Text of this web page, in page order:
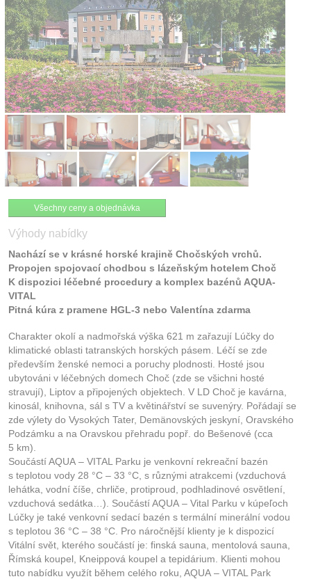
Kontakt
Všechny ceny a objednávka
Výhody nabídky
Nachází se v krásné horské krajině Chočských vrchů.
Propojen spojovací chodbou s lázeňským hotelem Choč
K dispozici léčebné procedury a komplex bazénů AQUA-
VITAL
Pitná kúra z pramene HGL-3 nebo Valentína zdarma
Charakter okolí a nadmořská výška 621 m zařazují Lúčky do
klimatické oblasti tatranských horských pásem. Léčí se zde
především ženské nemoci a poruchy plodnosti. Hosté jsou
ubytováni v léčebných domech Choč (zde se všichni hosté
stravují), Liptov a připojených objektech. V LD Choč je kavárna,
kinosál, knihovna, sál s TV a květinářství se suvenýry. Pořádají se
zde výlety do Vysokých Tater, Demänovských jeskyní, Oravského
Podzámku a na Oravskou přehradu popř. do Bešenové (cca
5 km).
Součástí AQUA – VITAL Parku je venkovní rekreační bazén
s teplotou vody 28 °C – 33 °C, s různými atrakcemi (vzduchová
lehátka, vodní číše, chrliče, protiproud, podhladinové osvětlení,
vzduchová sedátka…). Součástí AQUA – Vital Parku v kúpeľoch
Lúčky je také venkovní sedací bazén s termální minerální vodou
s teplotou 36 °C – 38 °C. Pro náročnější klienty je k dispozicí
Vitální svět, kterého součástí je: finská sauna, mentolová sauna,
Římská koupel, Kneippová koupel a tepidárium. Klienti mohou
tuto nabídku využít během celého roku, AQUA – VITAL Park